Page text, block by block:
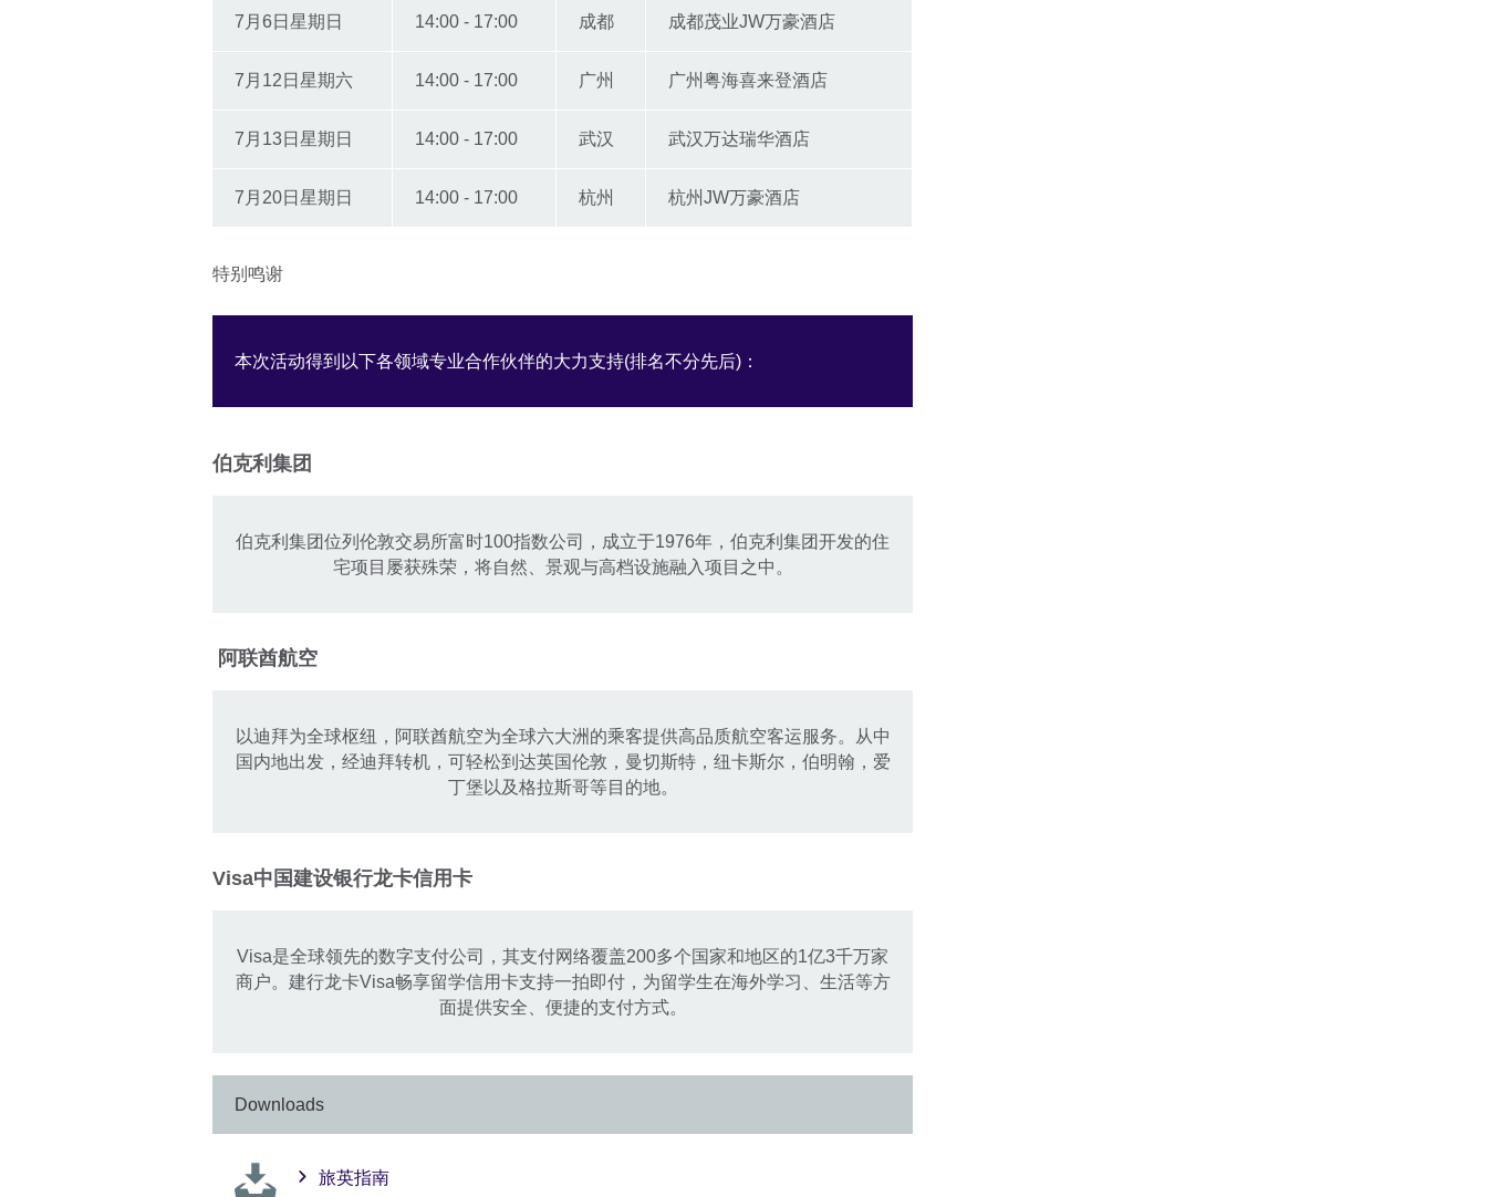
7月6日星期日 14:00 - 17:00 成都 成都茂业JW万豪酒店
7月12日星期六 14:00 - 17:00 广州 广州粤海喜来登酒店
7月13日星期日 14:00 - 17:00 武汉 武汉万达瑞华酒店
7月20日星期日 14:00 - 17:00 杭州 杭州JW万豪酒店
特别鸣谢
本次活动得到以下各领域专业合作伙伴的大力支持(排名不分先后)：
伯克利集团
伯克利集团位列伦敦交易所富时100指数公司，成立于1976年，伯克利集团开发的住
宅项目屡获殊荣，将自然、景观与高档设施融入项目之中。
阿联酋航空
以迪拜为全球枢纽，阿联酋航空为全球六大洲的乘客提供高品质航空客运服务。从中
国内地出发，经迪拜转机，可轻松到达英国伦敦，曼切斯特，纽卡斯尔，伯明翰，爱
丁堡以及格拉斯哥等目的地。
Visa中国建设银行龙卡信用卡
Visa是全球领先的数字支付公司，其支付网络覆盖200多个国家和地区的1亿3千万家
商户。建行龙卡Visa畅享留学信用卡支持一拍即付，为留学生在海外学习、生活等方
面提供安全、便捷的支付方式。
Downloads
旅英指南